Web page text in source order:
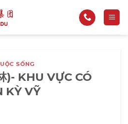
SỐNG
)- KHU VỰC CÓ
KỲ VỸ